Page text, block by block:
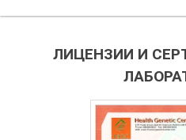
ЛИЦЕНЗИИ И